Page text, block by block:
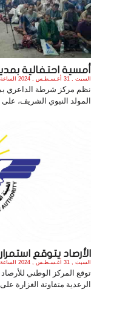
أمسية احتفالية
السبت , 31 أغـسـطـس , 2024 الساعة 6:22:41 PM
نظم مركز شرطة الداعري
المولد النبوي الشريف،
الأرصاد يتوقع
السبت , 31 أغـسـطـس , 2024 الساعة 6:20:43 PM
توقع المركز الوطني للأرصاد
الرعدية متفاوتة الغزارة